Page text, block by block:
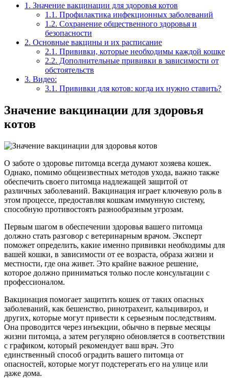
1. Значение вакцинации для здоровья котов
1.1. Профилактика инфекционных заболеваний
1.2. Сохранение общественного здоровья и
безопасности
2. Основные вакцины и их расписание
2.1. Прививки, которые необходимы каждой кошке
2.2. Дополнительные прививки в зависимости от
обстоятельств
3. Видео:
3.1. Прививки для котов: когда их нужно ставить?
Значение вакцинации для здоровья
котов
О заботе о здоровье питомца всегда думают хозяева кошек.
Однако, помимо общеизвестных методов ухода, важно также
обеспечить своего питомца надлежащей защитой от
различных заболеваний. Вакцинация играет ключевую роль в
этом процессе, предоставляя кошкам иммунную систему,
способную противостоять разнообразным угрозам.
Первым шагом в обеспечении здоровья вашего питомца
должно стать разговор с ветеринарным врачом. Эксперт
поможет определить, какие именно прививки необходимы для
вашей кошки, в зависимости от ее возраста, образа жизни и
местности, где она живет. Это крайне важное решение,
которое должно приниматься только после консультации с
профессионалом.
Вакцинация помогает защитить кошек от таких опасных
заболеваний, как бешенство, ринотрахеит, кальцивироз, и
других, которые могут привести к серьезным последствиям.
Она проводится через инъекции, обычно в первые месяцы
жизни питомца, а затем регулярно обновляется в соответствии
с графиком, который рекомендует ваш врач. Это
единственный способ оградить вашего питомца от
опасностей, которые могут подстерегать его на улице или
даже дома.